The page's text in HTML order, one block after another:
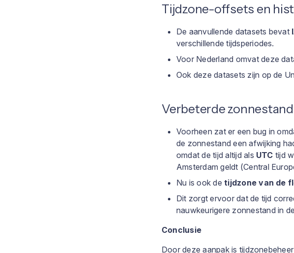
Tijdzone-offsets en
De aanvullende datasets bevat
verschillende tijdsperiodes.
Voor Nederland omvat deze
Ook deze datasets zijn op de
Verbeterde
Voorheen zat er een bug in
de zonnestand een afwijking
omdat de tijd altijd als UTC tijd
Amsterdam geldt (Central
Nu is ook detijdzone van de
Dit zorgt ervoor dat de tijd
nauwkeurigere zonnestand in
Conclusie
Door deze aanpak is